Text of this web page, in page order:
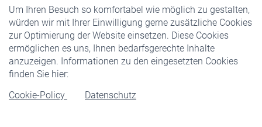
Um Ihren Besuch so komfortabel wie möglich zu gestalten,
würden wir mit Ihrer Einwilligung gerne zusätzliche Cookies
zur Optimierung der Website einsetzen. Diese Cookies
ermöglichen es uns, Ihnen bedarfsgerechte Inhalte
anzuzeigen. Informationen zu den eingesetzten Cookies
finden Sie hier:
Cookie-Policy
Datenschutz
Staatliche Förderung
Veranstaltungen
Rentner
Rentenbeginn
Rente beantragen